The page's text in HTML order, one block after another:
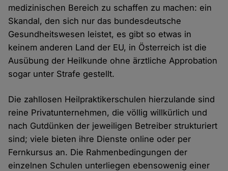
medizinischen Bereich zu schaffen zu machen: ein
Skandal, den sich nur das bundesdeutsche
Gesundheitswesen leistet, es gibt so etwas in
keinem anderen Land der EU, in Österreich ist die
Ausübung der Heilkunde ohne ärztliche Approbation
sogar unter Strafe gestellt.
Die zahllosen Heilpraktikerschulen hierzulande sind
reine Privatunternehmen, die völlig willkürlich und
nach Gutdünken der jeweiligen Betreiber strukturiert
sind; viele bieten ihre Dienste online oder per
Fernkursus an. Die Rahmenbedingungen der
einzelnen Schulen unterliegen ebensowenig einer